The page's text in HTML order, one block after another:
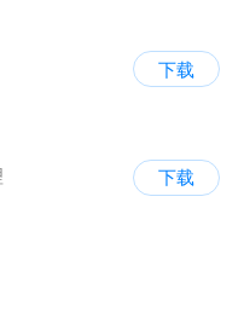
下载
下载